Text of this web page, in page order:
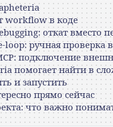
workflow в коде
откат вместо
ручная проверка
подключение
помогает найти в
и запустить
прямо сейчас
что важно